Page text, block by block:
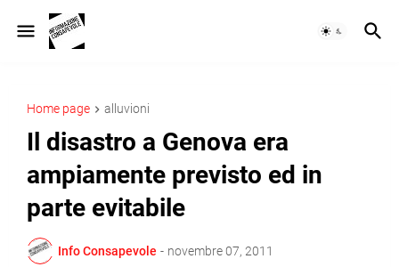
Home page alluvioni
Il disastro a Genova era
ampiamente previsto ed in
parte evitabile
Info Consapevole - novembre 07, 2011